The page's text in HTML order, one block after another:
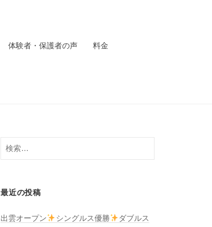
体験者・保護者の声 料金
検
索:
最近の投稿
出雲オープン シングルス優勝
ダブルス